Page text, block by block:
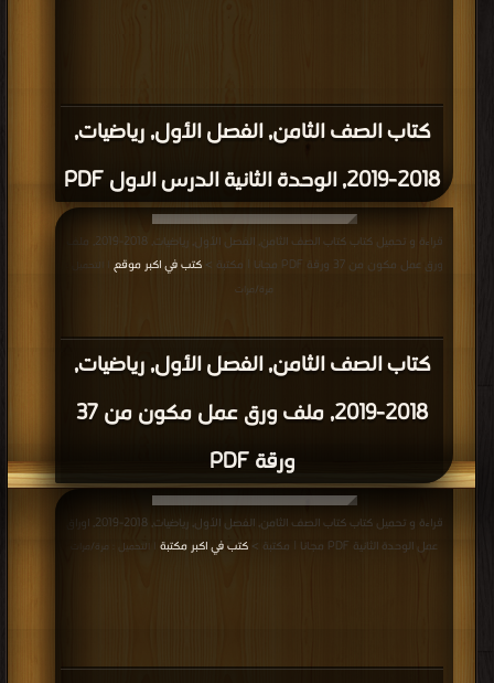
كتاب الصف الثامن, الفصل الأول, رياضيات,
2018-2019, الوحدة الثانية الدرس الاول PDF
كتاب الصف الثامن, الفصل الأول, رياضيات,
2018-2019, ملف ورق عمل مكون من 37
ورقة PDF
قراءة و تحميل كتاب كتاب الصف الثامن, الفصل الأول, رياضيات, 2018-2019, ملف
ورق عمل مكون من 37 ورقة PDF مجانا | مكتبة >
كتب في اكبر موقع
| التحميل :
مرة/مرات
قراءة و تحميل كتاب كتاب الصف الثامن, الفصل الأول, رياضيات, 2018-2019, اوراق
عمل الوحدة الثانية PDF مجانا | مكتبة >
كتب في اكبر مكتبة | التحميل : مرة/مرات